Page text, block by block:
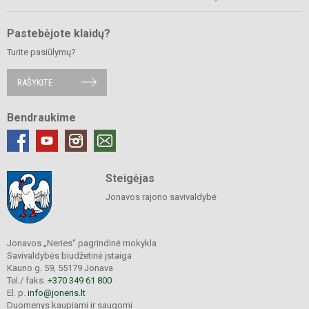
Pastebėjote klaidų?
Turite pasiūlymų?
RAŠYKITE
Bendraukime
Steigėjas
Jonavos rajono savivaldybė
Jonavos „Neries“ pagrindinė mokykla
Savivaldybės biudžetinė įstaiga
Kauno g. 59, 55179 Jonava
Tel./ faks. +370 349 61 800
El. p. info@joneris.lt
Duomenys kaupiami ir saugomi